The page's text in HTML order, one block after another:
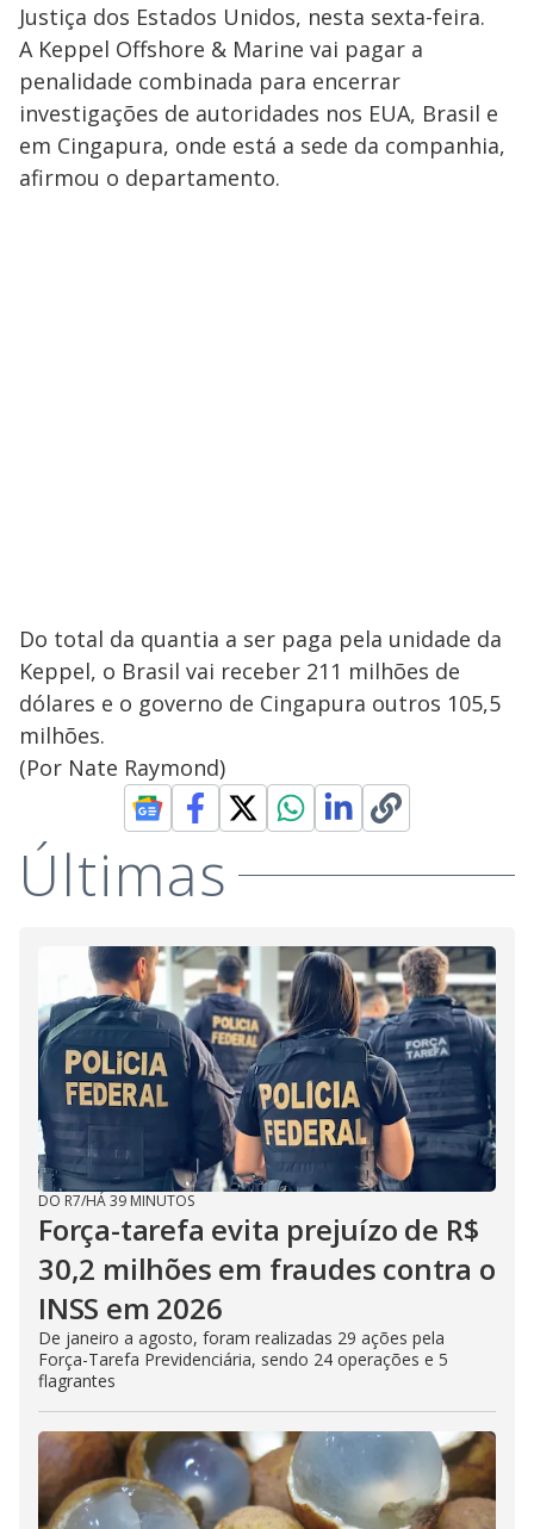
Justiça dos Estados Unidos, nesta sexta-feira.
A Keppel Offshore & Marine vai pagar a
penalidade combinada para encerrar
investigações de autoridades nos EUA, Brasil e
em Cingapura, onde está a sede da companhia,
afirmou o departamento.
Do total da quantia a ser paga pela unidade da
Keppel, o Brasil vai receber 211 milhões de
dólares e o governo de Cingapura outros 105,5
milhões.
(Por Nate Raymond)
Últimas
DO R7/HÁ 39 MINUTOS
Força-tarefa evita prejuízo de R$
30,2 milhões em fraudes contra o
INSS em 2026
De janeiro a agosto, foram realizadas 29 ações pela
Força-Tarefa Previdenciária, sendo 24 operações e 5
flagrantes